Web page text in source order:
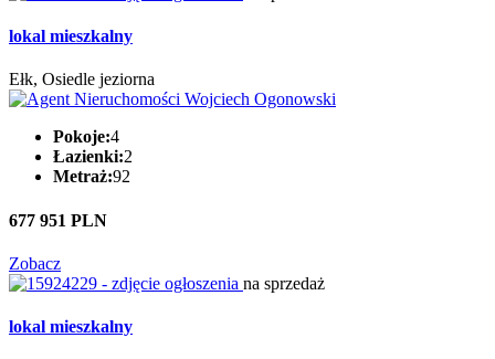
lokal mieszkalny
Ełk, Osiedle jeziorna
Pokoje:4
Łazienki:2
Metraż:92
677 951 PLN
Zobacz
na sprzedaż
lokal mieszkalny